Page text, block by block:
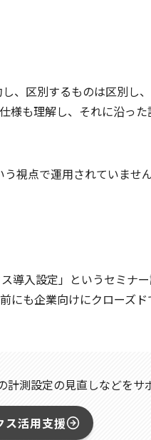
、区別するものは区別し
様も理解し、それに沿っ
視点で運用されていませ
導入設定」というセミナ
にも企業向けにクローズ
測設定の見直しなどをサ
活用支援